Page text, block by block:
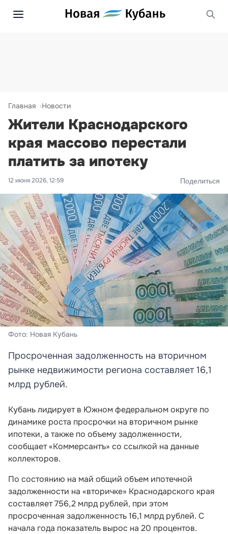
Главная Новости
Жители Краснодарского
края массово перестали
платить за ипотеку
12 июня 2026, 12:59 Поделиться
Фото: Новая Кубань
Просроченная задолженность на вторичном
рынке недвижимости региона составляет 16,1
млрд рублей.
Кубань лидирует в Южном федеральном округе по
динамике роста просрочки на вторичном рынке
ипотеки, а также по объему задолженности,
сообщает «Коммерсантъ» со ссылкой на данные
коллекторов.
По состоянию на май общий объем ипотечной
задолженности на «вторичке» Краснодарского края
составляет 756,2 млрд рублей, при этом
просроченная задолженность 16,1 млрд рублей. С
начала года показатель вырос на 20 процентов.